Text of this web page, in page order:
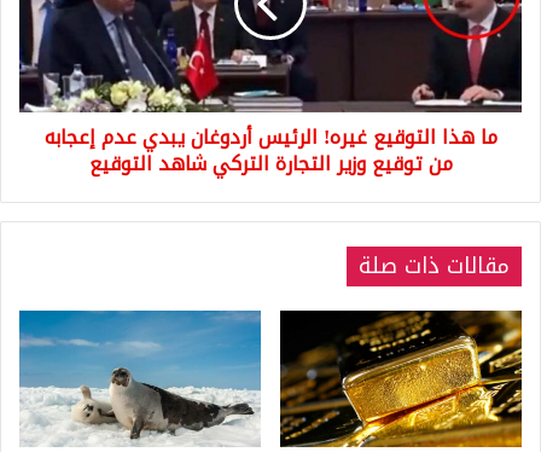
الرئيس
أردوغان
عدم
إعجابه
التجارة
شاهد
التوقيع
ما هذا التوقيع غيره! الرئيس أردوغان يبدي عدم إعجابه
من توقيع وزير التجارة التركي شاهد التوقيع
مقالات ذات صلة